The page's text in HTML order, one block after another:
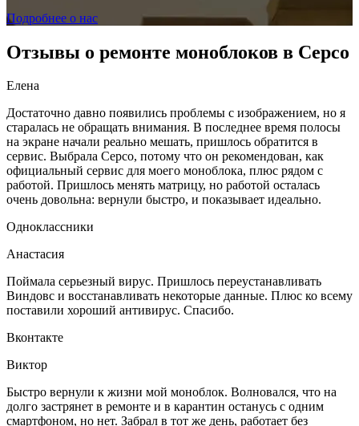
Подробнее о нас
Отзывы о ремонте моноблоков в Серсо
Елена
Достаточно давно появились проблемы с изображением, но я
старалась не обращать внимания. В последнее время полосы
на экране начали реально мешать, пришлось обратится в
сервис. Выбрала Серсо, потому что он рекомендован, как
официальный сервис для моего моноблока, плюс рядом с
работой. Пришлось менять матрицу, но работой осталась
очень довольна: вернули быстро, и показывает идеально.
Одноклассники
Анастасия
Поймала серьезный вирус. Пришлось переустанавливать
Виндовс и восстанавливать некоторые данные. Плюс ко всему
поставили хороший антивирус. Спасибо.
Вконтакте
Виктор
Быстро вернули к жизни мой моноблок. Волновался, что на
долго застрянет в ремонте и в карантин останусь с одним
смартфоном, но нет. Забрал в тот же день, работает без